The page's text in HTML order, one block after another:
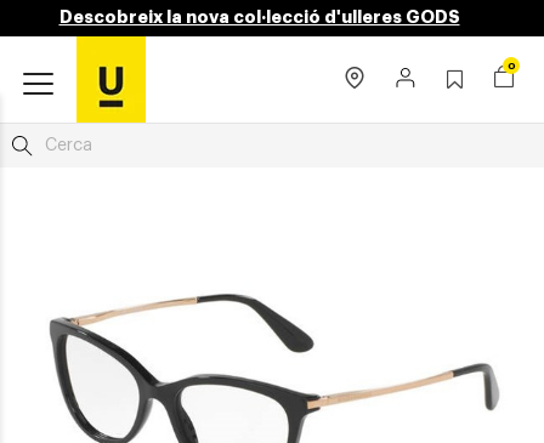
Descobreix la nova col·lecció d'ulleres GODS
0